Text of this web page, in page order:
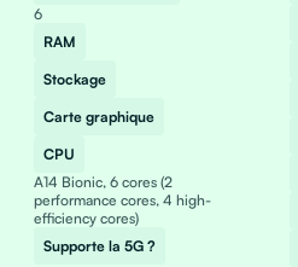
6
RAM
Stockage
Carte graphique
CPU
A14 Bionic, 6 cores (2
performance cores, 4 high-
efficiency cores)
Supporte la 5G ?